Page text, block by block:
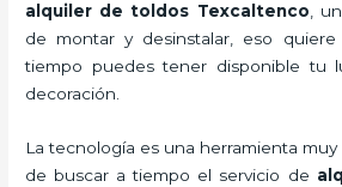
alquiler de toldos Texcaltenco ,
de montar y desinstalar, eso
tiempo puedes tener disponible tu
decoración.
La tecnología es una herramienta
de buscar a tiempo el servicio de